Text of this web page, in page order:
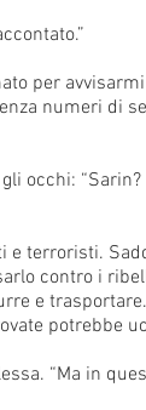
per
numeri di
occhi:
e terroristi.
contro i
e
potrebbe
“Ma in